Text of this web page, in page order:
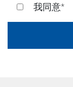
我同意*